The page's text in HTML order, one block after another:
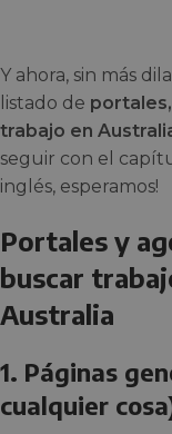
Y ahora, sin más
listado de
trabajo en
seguir con el
inglés, esperamos!
Portales y
buscar
Australia
1. Páginas
cualquier